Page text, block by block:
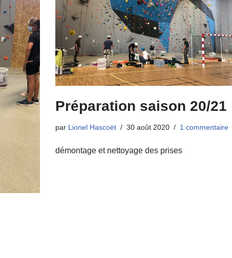
Préparation saison 20/21
par Lionel Hascoët 30 août 2020 1 commentaire
démontage et nettoyage des prises